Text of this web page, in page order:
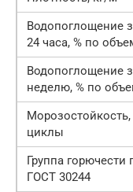
Водопоглощение
24 часа, % по
Водопоглощение
неделю, % по
Морозостойкость,
циклы
Группа горючести
ГОСТ 30244